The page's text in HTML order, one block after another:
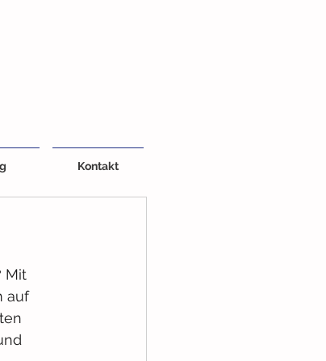
Kontakt
Mit
auf